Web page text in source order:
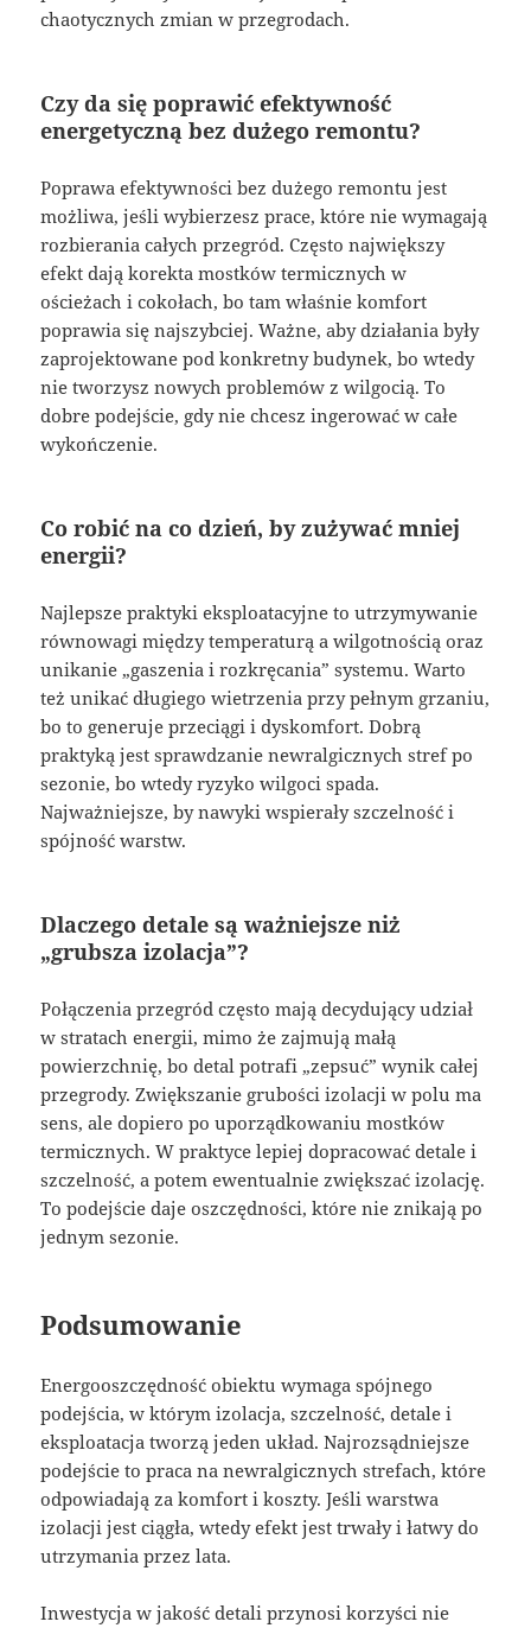
chaotycznych zmian w przegrodach.
Czy da się poprawić efektywność
energetyczną bez dużego remontu?
Poprawa efektywności bez dużego remontu jest
możliwa, jeśli wybierzesz prace, które nie wymagają
rozbierania całych przegród. Często największy
efekt dają korekta mostków termicznych w
ościeżach i cokołach, bo tam właśnie komfort
poprawia się najszybciej. Ważne, aby działania były
zaprojektowane pod konkretny budynek, bo wtedy
nie tworzysz nowych problemów z wilgocią. To
dobre podejście, gdy nie chcesz ingerować w całe
wykończenie.
Co robić na co dzień, by zużywać mniej
energii?
Najlepsze praktyki eksploatacyjne to utrzymywanie
równowagi między temperaturą a wilgotnością oraz
unikanie „gaszenia i rozkręcania” systemu. Warto
też unikać długiego wietrzenia przy pełnym grzaniu,
bo to generuje przeciągi i dyskomfort. Dobrą
praktyką jest sprawdzanie newralgicznych stref po
sezonie, bo wtedy ryzyko wilgoci spada.
Najważniejsze, by nawyki wspierały szczelność i
spójność warstw.
Dlaczego detale są ważniejsze niż
„grubsza izolacja”?
Połączenia przegród często mają decydujący udział
w stratach energii, mimo że zajmują małą
powierzchnię, bo detal potrafi „zepsuć” wynik całej
przegrody. Zwiększanie grubości izolacji w polu ma
sens, ale dopiero po uporządkowaniu mostków
termicznych. W praktyce lepiej dopracować detale i
szczelność, a potem ewentualnie zwiększać izolację.
To podejście daje oszczędności, które nie znikają po
jednym sezonie.
Podsumowanie
Energooszczędność obiektu wymaga spójnego
podejścia, w którym izolacja, szczelność, detale i
eksploatacja tworzą jeden układ. Najrozsądniejsze
podejście to praca na newralgicznych strefach, które
odpowiadają za komfort i koszty. Jeśli warstwa
izolacji jest ciągła, wtedy efekt jest trwały i łatwy do
utrzymania przez lata.
Inwestycja w jakość detali przynosi korzyści nie